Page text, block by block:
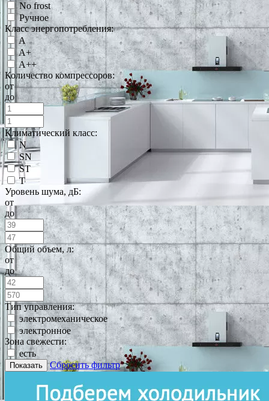
No frost
Ручное
Класс энергопотребления:
A
A+
A++
Количество компрессоров:
от
до
Климатический класс:
N
SN
ST
T
Уровень шума, дБ:
от
до
Общий объем, л:
от
до
Тип управления:
электромеханическое
электронное
Зона свежести:
есть
Показать Сбросить фильтр